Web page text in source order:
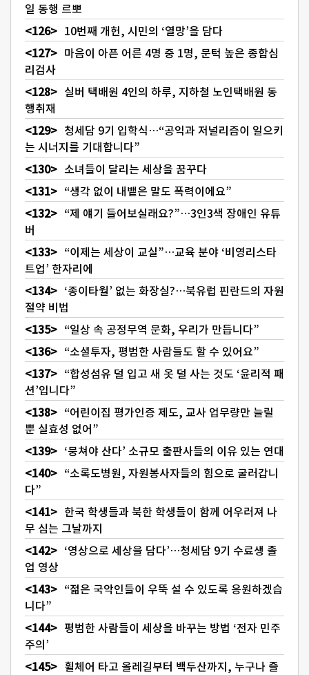
일 동행 르뽀
10번째 개헌, 시민의 ‘열망’을 담다
마음이 아픈 어른 4명 중 1명, 문턱 높은 종합심
리검사
실버 택배원 4인의 하루, 지하철 노인택배원 동
행취재
청세담 9기 입학식…“공익과 저널리즘이 일으키
는 시너지를 기대합니다”
소녀들이 달리는 세상을 꿈꾸다
“생각 없이 내뱉은 말도 폭력이에요”
“제 얘기 들어보실래요?”…3인3색 장애인 유튜
버
“이제는 세상이 교실”…교육 분야 ‘비영리스타
트업’ 한자리에
‘종이타월’ 없는 화장실?…북유럽 핀란드의 자원
절약 비법
“일상 속 공정무역 문화, 우리가 만듭니다”
“소셜투자, 평범한 사람들도 할 수 있어요”
“합성섬유 덜 입고 새 옷 덜 사는 것도 ‘윤리적 패
션’입니다”
“어린이집 평가인증 제도, 교사 업무량만 늘릴
뿐 실효성 없어”
‘뭉쳐야 산다’ 소규모 출판사들의 이유 있는 연대
“소록도병원, 자원봉사자들의 힘으로 굴러갑니
다”
한국 학생들과 북한 학생들이 함께 어우러져 나
무 심는 그날까지
‘영상으로 세상을 담다’…청세담 9기 수료생 졸
업 영상
“젊은 국악인들이 우뚝 설 수 있도록 응원하겠습
니다”
평범한 사람들이 세상을 바꾸는 방법 ‘전자 민주
주의’
휠체어 타고 올레길부터 백두산까지, 누구나 즐